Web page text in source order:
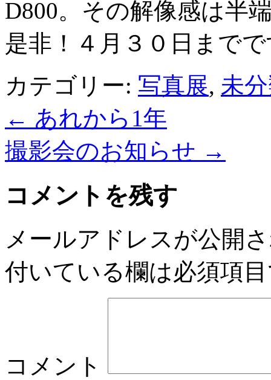
D800。その解像感は半
是非！４月３０日まで
カテゴリー: 写真展, 未
← あれから1年
撮影会のお知らせ →
コメントを残す
メールアドレスが公開
付いている欄は必須項
コメント